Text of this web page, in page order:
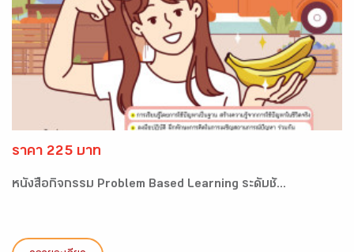
ราคา 225 บาท
หนังสือกิจกรรม Problem Based Learning ระดับชั...